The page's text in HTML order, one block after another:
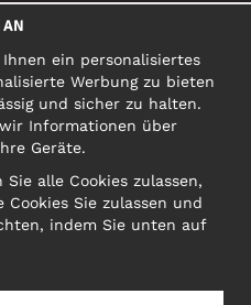
MEDIEN
Europe OÜ
10117 Tallinn
EE101578318
nicht an diese Adresse
AN
ein personalisiertes
Werbung zu bieten
und sicher zu halten.
Informationen über
Geräte.
Sie alle Cookies zulassen,
Sie zulassen und
indem Sie unten auf